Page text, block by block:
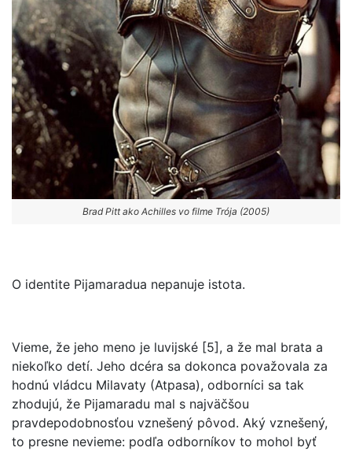
Brad Pitt ako Achilles vo filme Trója (2005)
O identite Pijamaradua nepanuje istota.
Vieme, že jeho meno je luvijské [5], a že mal brata a
niekoľko detí. Jeho dcéra sa dokonca považovala za
hodnú vládcu Milavaty (Atpasa), odborníci sa tak
zhodujú, že Pijamaradu mal s najväčšou
pravdepodobnosťou vznešený pôvod. Aký vznešený,
to presne nevieme: podľa odborníkov to mohol byť